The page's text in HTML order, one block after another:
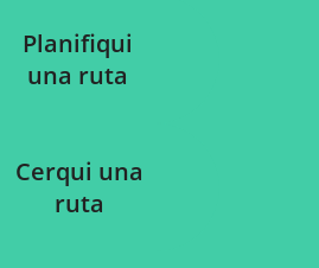
Planifiqui
una ruta
Cerqui una
ruta